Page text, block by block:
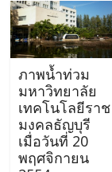
ภาพน้ำท่วม
มหาวิทยาลัย
เทคโนโลยีราช
มงคลธัญบุรี
เมื่อวันที่ 20
พฤศจิกายน